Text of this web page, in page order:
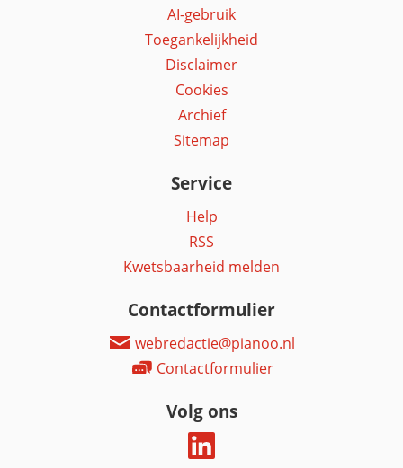
AI-gebruik
Toegankelijkheid
Disclaimer
Cookies
Archief
Sitemap
Service
Help
RSS
Kwetsbaarheid melden
Contactformulier
webredactie@pianoo.nl
Contactformulier
Volg ons